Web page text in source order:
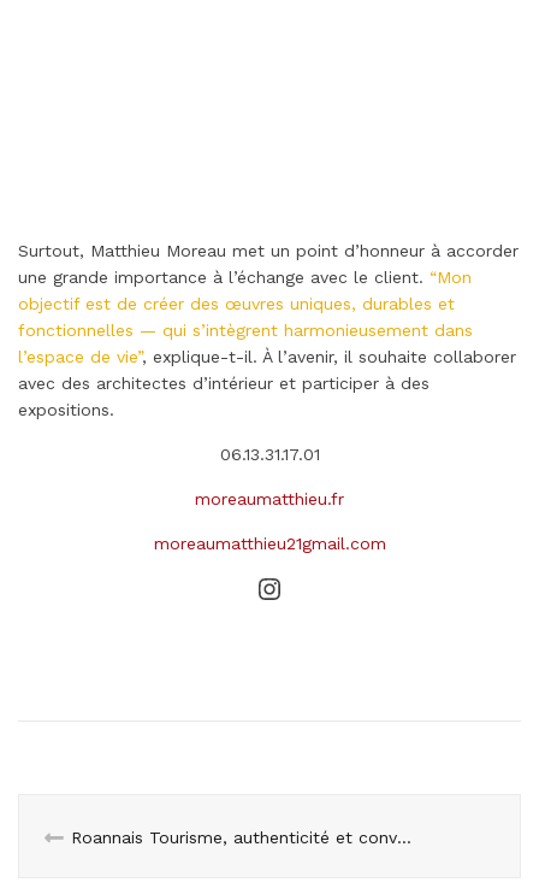
Surtout, Matthieu Moreau met un point d’honneur à accorder
une grande importance à l’échange avec le client. “Mon
objectif est de créer des œuvres uniques, durables et
fonctionnelles — qui s’intègrent harmonieusement dans
l’espace de vie”, explique-t-il. À l’avenir, il souhaite collaborer
avec des architectes d’intérieur et participer à des
expositions.
06.13.31.17.01
moreaumatthieu.fr
moreaumatthieu21gmail.com
Instagram
Roannais Tourisme, authenticité et convivialité au cœur d’un territoire unique